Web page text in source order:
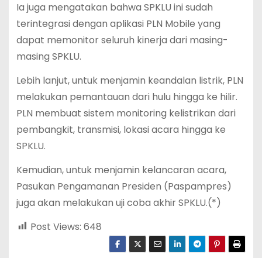
Ia juga mengatakan bahwa SPKLU ini sudah
terintegrasi dengan aplikasi PLN Mobile yang
dapat memonitor seluruh kinerja dari masing-
masing SPKLU.
Lebih lanjut, untuk menjamin keandalan listrik, PLN
melakukan pemantauan dari hulu hingga ke hilir.
PLN membuat sistem monitoring kelistrikan dari
pembangkit, transmisi, lokasi acara hingga ke
SPKLU.
Kemudian, untuk menjamin kelancaran acara,
Pasukan Pengamanan Presiden (Paspampres)
juga akan melakukan uji coba akhir SPKLU.(*)
Post Views: 648